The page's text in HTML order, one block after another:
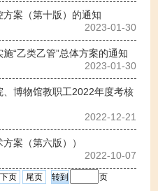
案（第十版）的通知
2023-01-30
“乙类乙管”总体方案的通知
2023-01-30
博物馆教职工2022年度考核
2022-12-21
案（第六版））
2022-10-07
下页 尾页 页